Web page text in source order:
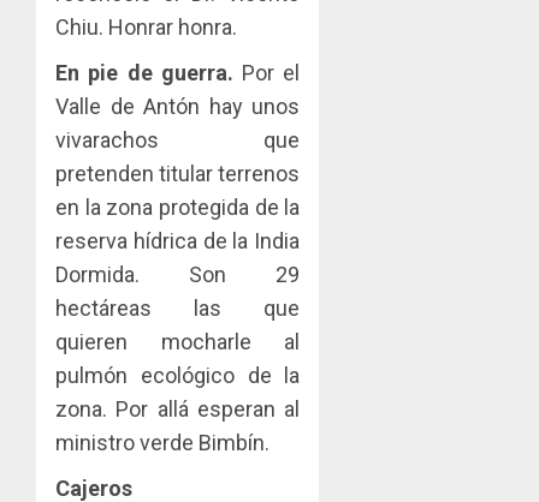
Chiu. Honrar honra.
En pie de guerra. Por el
Valle de Antón hay unos
vivarachos que
pretenden titular terrenos
en la zona protegida de la
reserva hídrica de la India
Dormida. Son 29
hectáreas las que
quieren mocharle al
pulmón ecológico de la
zona. Por allá esperan al
ministro verde Bimbín.
Cajeros